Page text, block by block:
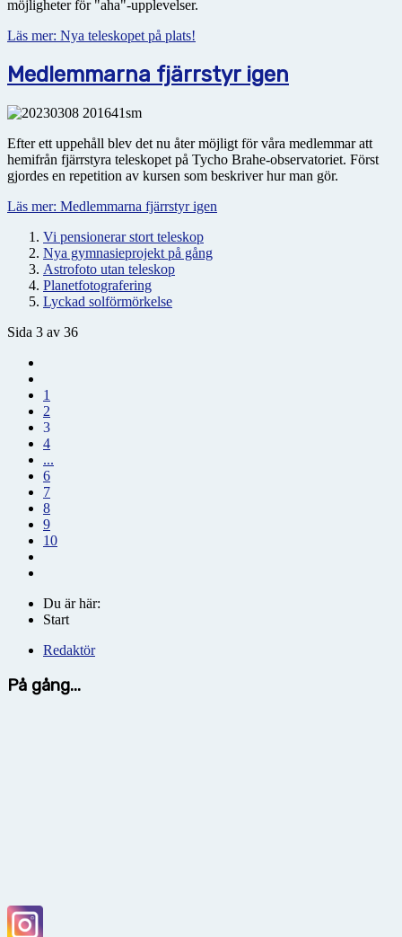
möjligheter för "aha"-upplevelser.
Läs mer: Nya teleskopet på plats!
Medlemmarna fjärrstyr igen
Efter ett uppehåll blev det nu åter möjligt för våra medlemmar att
hemifrån fjärrstyra teleskopet på Tycho Brahe-observatoriet. Först
gjordes en repetition av kursen som beskriver hur man gör.
Läs mer: Medlemmarna fjärrstyr igen
Vi pensionerar stort teleskop
Nya gymnasieprojekt på gång
Astrofoto utan teleskop
Planetfotografering
Lyckad solförmörkelse
Sida 3 av 36
1
2
3
4
...
6
7
8
9
10
Du är här:
Start
Redaktör
På gång...